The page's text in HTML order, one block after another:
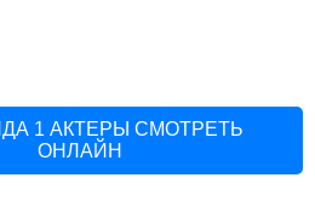
1 АКТЕРЫ СМОТРЕТЬ
ОНЛАЙН